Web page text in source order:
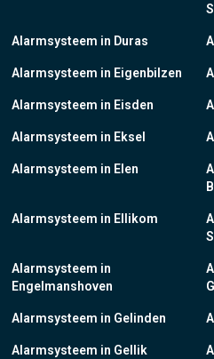
Alarmsysteem in Duras
Alarmsysteem in Eigenbilzen
Alarmsysteem in Eisden
Alarmsysteem in Eksel
Alarmsysteem in Elen
Alarmsysteem in Ellikom
Alarmsysteem in
Engelmanshoven
Alarmsysteem in Gelinden
Alarmsysteem in Gellik